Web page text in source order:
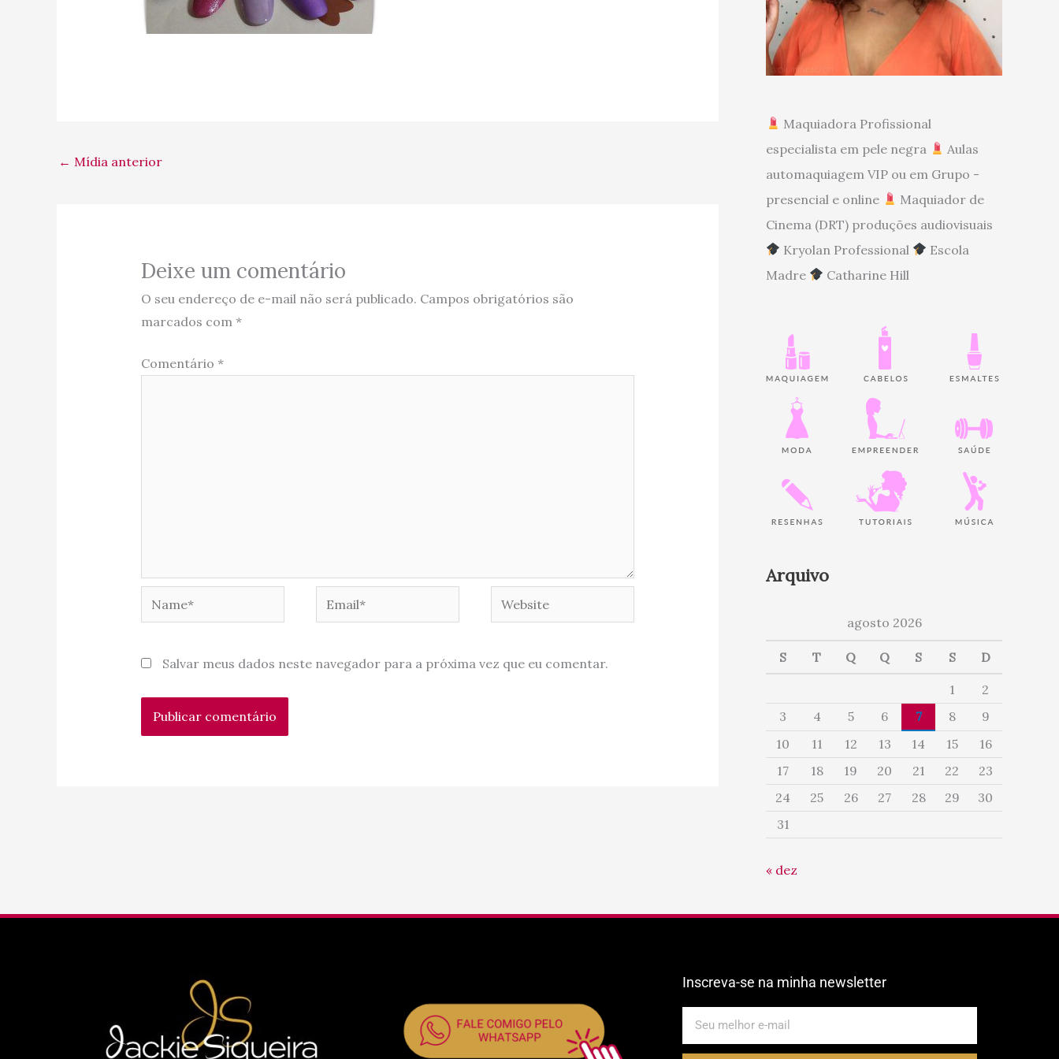
← Mídia anterior
Deixe um comentário
O seu endereço de e-mail não será publicado. Campos obrigatórios são
marcados com *
Comentário *
Website
Salvar meus dados neste navegador para a próxima vez que eu comentar.
Maquiadora Profissional
especialista em pele negra
Aulas
automaquiagem VIP ou em Grupo -
presencial e online
Maquiador de
Cinema (DRT) produções audiovisuais
Kryolan Professional
Escola
Madre
Catharine Hill
Arquivo
agosto 2026
S T Q Q S S D
1
2
3
4 5 6 7 8
9
10
11 12 13 14 15
16
17
18 19 20 21 22
23
24
25 26 27 28 29
30
31
« dez
Inscreva-se na minha newsletter